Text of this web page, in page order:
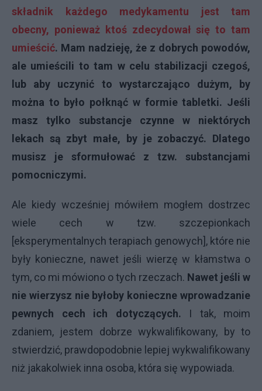
składnik każdego medykamentu jest tam
obecny, ponieważ ktoś zdecydował się to tam
umieścić. Mam nadzieję, że z dobrych powodów,
ale umieścili to tam w celu stabilizacji czegoś,
lub aby uczynić to wystarczająco dużym, by
można to było połknąć w formie tabletki. Jeśli
masz tylko substancje czynne w niektórych
lekach są zbyt małe, by je zobaczyć. Dlatego
musisz je sformułować z tzw. substancjami
pomocniczymi.
Ale kiedy wcześniej mówiłem mogłem dostrzec
wiele cech w tzw. szczepionkach
[eksperymentalnych terapiach genowych], które nie
były konieczne, nawet jeśli wierzę w kłamstwa o
tym, co mi mówiono o tych rzeczach. Nawet jeśli w
nie wierzysz nie byłoby konieczne wprowadzanie
pewnych cech ich dotyczących. I tak, moim
zdaniem, jestem dobrze wykwalifikowany, by to
stwierdzić, prawdopodobnie lepiej wykwalifikowany
niż jakakolwiek inna osoba, która się wypowiada.